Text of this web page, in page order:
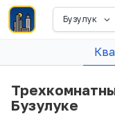
Бузулук
Бузулуке